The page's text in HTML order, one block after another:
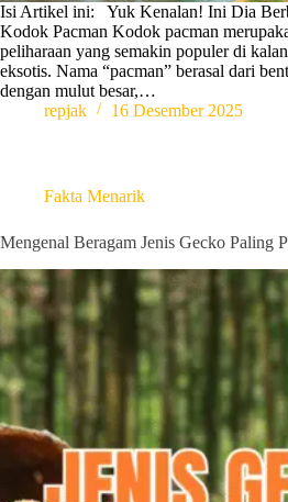
Isi Artikel ini: Yuk Kenalan! Ini Dia
Kodok Pacman Kodok pacman
peliharaan yang semakin populer di
eksotis. Nama “pacman” berasal dari
dengan mulut besar,…
repjak
16 Desember 2025
Fakta Menarik
Mengenal Beragam Jenis Gecko Paling